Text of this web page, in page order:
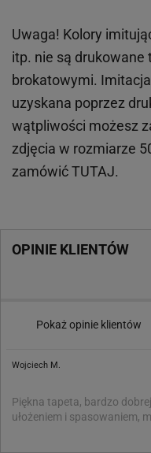
Uwaga! Kolory
itp. nie są
brokatowymi.
uzyskana poprzez
wątpliwości możesz
zdjęcia w rozmiarze
zamówićTUTAJ.
OPINIE KLIENTÓW
Pokaż opinie klientów
Wojciech M.
Piękna tapeta, bardzo
ułożeniem i spasowaniem,